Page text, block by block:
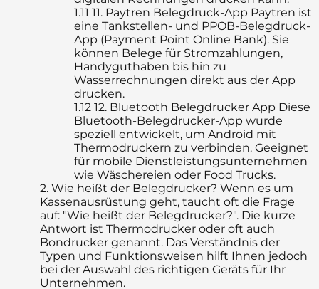
1.11 11. Paytren Belegdruck-App Paytren ist
eine Tankstellen- und PPOB-Belegdruck-
App (Payment Point Online Bank). Sie
können Belege für Stromzahlungen,
Handyguthaben bis hin zu
Wasserrechnungen direkt aus der App
drucken.
1.12 12. Bluetooth Belegdrucker App Diese
Bluetooth-Belegdrucker-App wurde
speziell entwickelt, um Android mit
Thermodruckern zu verbinden. Geeignet
für mobile Dienstleistungsunternehmen
wie Wäschereien oder Food Trucks.
2. Wie heißt der Belegdrucker? Wenn es um
Kassenausrüstung geht, taucht oft die Frage
auf: "Wie heißt der Belegdrucker?". Die kurze
Antwort ist Thermodrucker oder oft auch
Bondrucker genannt. Das Verständnis der
Typen und Funktionsweisen hilft Ihnen jedoch
bei der Auswahl des richtigen Geräts für Ihr
Unternehmen.